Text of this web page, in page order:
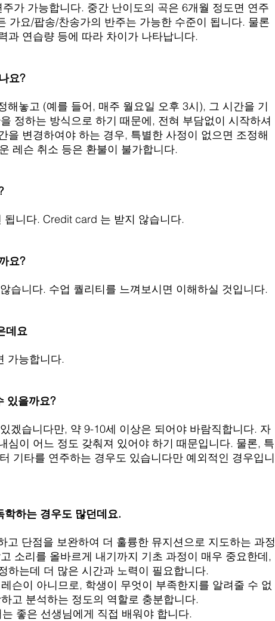
가 가능합니다. 중간 난이도의 곡은 6개월 정도면 연주
가요/팝송/찬송가의 반주는 가능한 수준이 됩니다. 물론
과 연습량 등에 따라 차이가 나타납니다.
요?
해놓고 (예를 들어, 매주 월요일 오후 3시), 그 시간을 기
정하는 방식으로 하기 때문에, 전혀 부담없이 시작하셔
을 변경하여야 하는 경우, 특별한 사정이 없으면 조정해
레슨 취소 등은 환불이 불가합니다.
니다. Credit card 는 받지 않습니다.
요?
습니다. 수업 퀄리티를 느껴보시면 이해하실 것입니다.
데요
가능합니다.
있을까요?
겠습니다만, 약 9-10세 이상은 되어야 바람직합니다. 자
심이 어느 정도 갖춰져 있어야 하기 때문입니다. 물론, 특
기타를 연주하는 경우도 있습니다만 예외적인 경우입니
하는 경우도 많던데요.
고 단점을 보완하여 더 훌륭한 뮤지션으로 지도하는 과정
소리를 올바르게 내기까지 기초 과정이 매우 중요한데,
하는데 더 많은 시간과 노력이 필요합니다.
슨이 아니므로, 학생이 무엇이 부족한지를 알려줄 수 없
고 분석하는 정도의 역할로 충분합니다.
좋은 선생님에게 직접 배워야 합니다.